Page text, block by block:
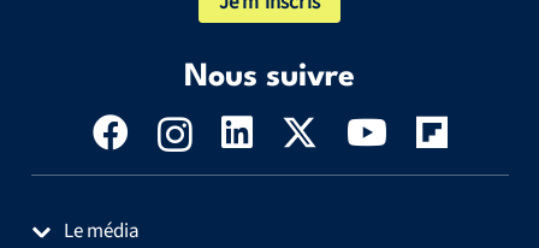
Nous suivre
Le média